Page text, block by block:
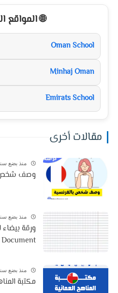
🌐 المواقع
Oman School
Minhaj Oman
Emirats School
مقالات أخرى
منذ بضع
وصف شخص
منذ بضع
Document
منذ بضع
مكتبة